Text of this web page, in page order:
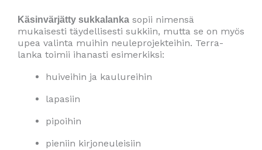
Käsinvärjätty sukkalanka sopii nimensä
mukaisesti täydellisesti sukkiin, mutta se on myös
upea valinta muihin neuleprojekteihin. Terra-
lanka toimii ihanasti esimerkiksi:
huiveihin ja kaulureihin
lapasiin
pipoihin
pieniin kirjoneuleisiin